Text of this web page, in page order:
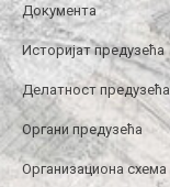
Документа
Историјат предузећа
Делатност предузећа
Органи предузећа
Организациона схема